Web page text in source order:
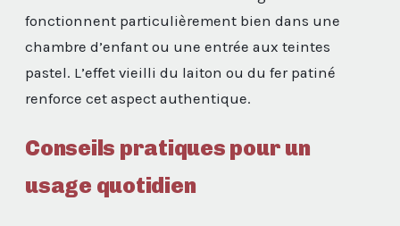
fonctionnent particulièrement bien dans une
chambre d’enfant ou une entrée aux teintes
pastel. L’effet vieilli du laiton ou du fer patiné
renforce cet aspect authentique.
Conseils pratiques pour un
usage quotidien